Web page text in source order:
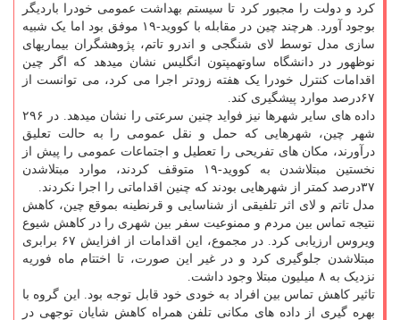
کرد و دولت را مجبور کرد تا سیستم بهداشت عمومی خودرا باردیگر
بوجود آورد. هرچند چین در مقابله با کووید-۱۹ موفق بود اما یک شبیه
سازی مدل توسط لای شنگجی و اندرو تاتم، پژوهشگران بیماریهای
نوظهور در دانشگاه ساوتهمپتون انگلیس نشان میدهد که اگر چین
اقدامات کنترل خودرا یک هفته زودتر اجرا می کرد، می توانست از
۶۷درصد موارد پیشگیری کند.
داده های سایر شهرها نیز فواید چنین سرعتی را نشان میدهد. در ۲۹۶
شهر چین، شهرهایی که حمل و نقل عمومی را به حالت تعلیق
درآورند، مکان های تفریحی را تعطیل و اجتماعات عمومی را پیش از
نخستین مبتلاشدن به کووید-۱۹ متوقف کردند، موارد مبتلاشدن
۳۷درصد کمتر از شهرهایی بودند که چنین اقداماتی را اجرا نکردند.
مدل تاتم و لای اثر تلفیقی از شناسایی و قرنطینه بموقع چین، کاهش
نتیجه تماس بین مردم و ممنوعیت سفر بین شهری را در کاهش شیوع
ویروس ارزیابی کرد. در مجموع، این اقدامات از افزایش ۶۷ برابری
مبتلاشدن جلوگیری کرد و در غیر این صورت، تا اختتام ماه فوریه
نزدیک به ۸ میلیون مبتلا وجود داشت.
تاثیر کاهش تماس بین افراد به خودی خود قابل توجه بود. این گروه با
بهره گیری از داده های مکانی تلفن همراه کاهش شایان توجهی در